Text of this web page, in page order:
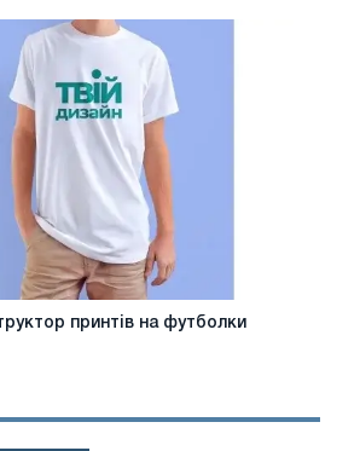
принтів на футболки